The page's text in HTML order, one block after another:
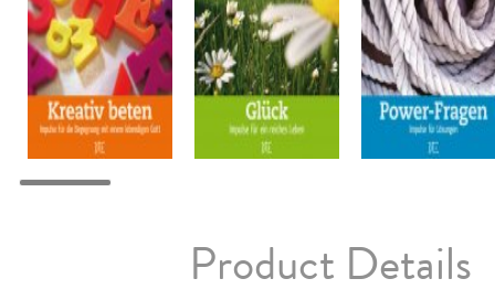
Product Details